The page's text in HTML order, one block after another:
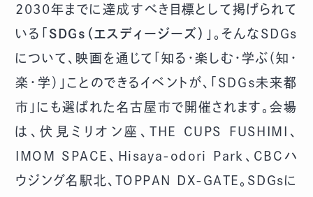
2030年までに達成すべき目標として掲げられて
いる「 SDGs（エスディージーズ） 」。そんなSDGs
について、映画を通じて「知る・楽しむ・学ぶ（知・
楽・学）」ことのできるイベントが、「SDGｓ未来都
市」にも選ばれた名古屋市で開催されます。会場
は、伏見ミリオン座、THE CUPS FUSHIMI、
IMOM SPACE、Hisaya-odori Park、CBCハ
ウジング名駅北、TOPPAN DX-GATE。SDGsに